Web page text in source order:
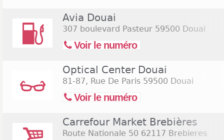
Avia Douai
307 boulevard Pasteur 59500 Douai
Voir le numéro
Optical Center Douai
81-87, Rue De Paris 59500 Douai
Voir le numéro
Carrefour Market Brebières
Route Nationale 50 62117 Brebieres